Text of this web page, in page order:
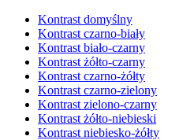
Kontrast domyślny
Kontrast czarno-biały
Kontrast biało-czarny
Kontrast żółto-czarny
Kontrast czarno-żółty
Kontrast czarno-zielony
Kontrast zielono-czarny
Kontrast żółto-niebieski
Kontrast niebiesko-żółty